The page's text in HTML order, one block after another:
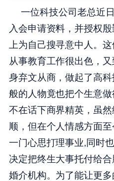
一位科技公司老总近
入会申请资料，并授权
上为自己搜寻意中人。
从事教育工作很出色，
身弃文从商，做起了高
般的人物竟也把个生意
不在话下商界精英，虽
顺，但在个人情感方面
一门心思打理事业,同时
决定把终生大事托付给
婚介机构。为了能让更